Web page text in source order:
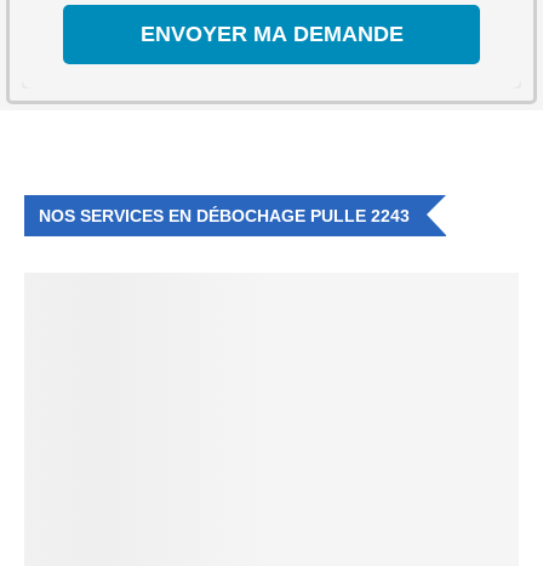
NOS SERVICES EN DÉBOCHAGE PULLE 2243